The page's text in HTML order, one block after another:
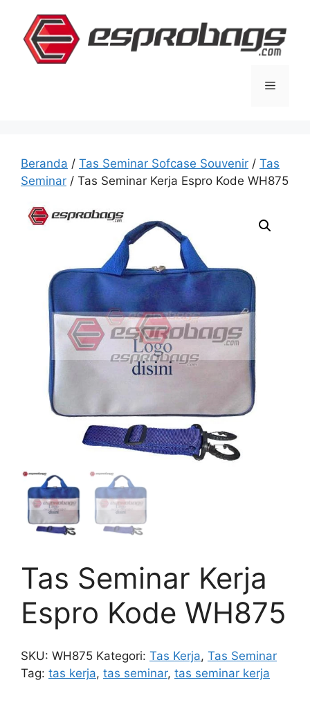
Menu
Beranda / Tas Seminar Sofcase Souvenir / Tas
Seminar / Tas Seminar Kerja Espro Kode WH875
Tas Seminar Kerja
Espro Kode WH875
SKU: WH875 Kategori: Tas Kerja, Tas Seminar
Tag: tas kerja, tas seminar, tas seminar kerja